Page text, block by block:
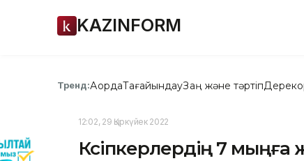
KAZINFORM
Тренд:АқордаТағайындауЗаң және тәртіп
12:02, 29 Қыркүйек 2022
Кәсіпкерлердің 7 мыңға